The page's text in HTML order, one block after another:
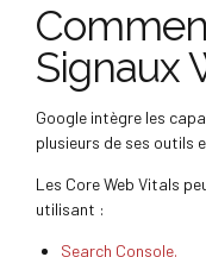
Signaux
Google intègre les
plusieurs de ses outils
Les Core Web Vitals
utilisant :
Search Console.